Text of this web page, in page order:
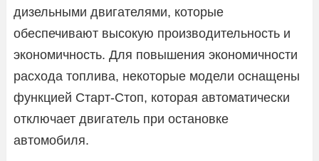
дизельными двигателями, которые
обеспечивают высокую производительность и
экономичность. Для повышения экономичности
расхода топлива, некоторые модели оснащены
функцией Старт-Стоп, которая автоматически
отключает двигатель при остановке
автомобиля.